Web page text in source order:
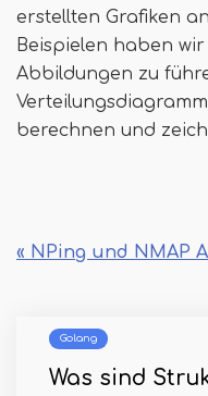
erstellten Grafiken
Beispielen haben
Abbildungen zu
berechnen und
« NPing und NMAP
Golang
Was sind